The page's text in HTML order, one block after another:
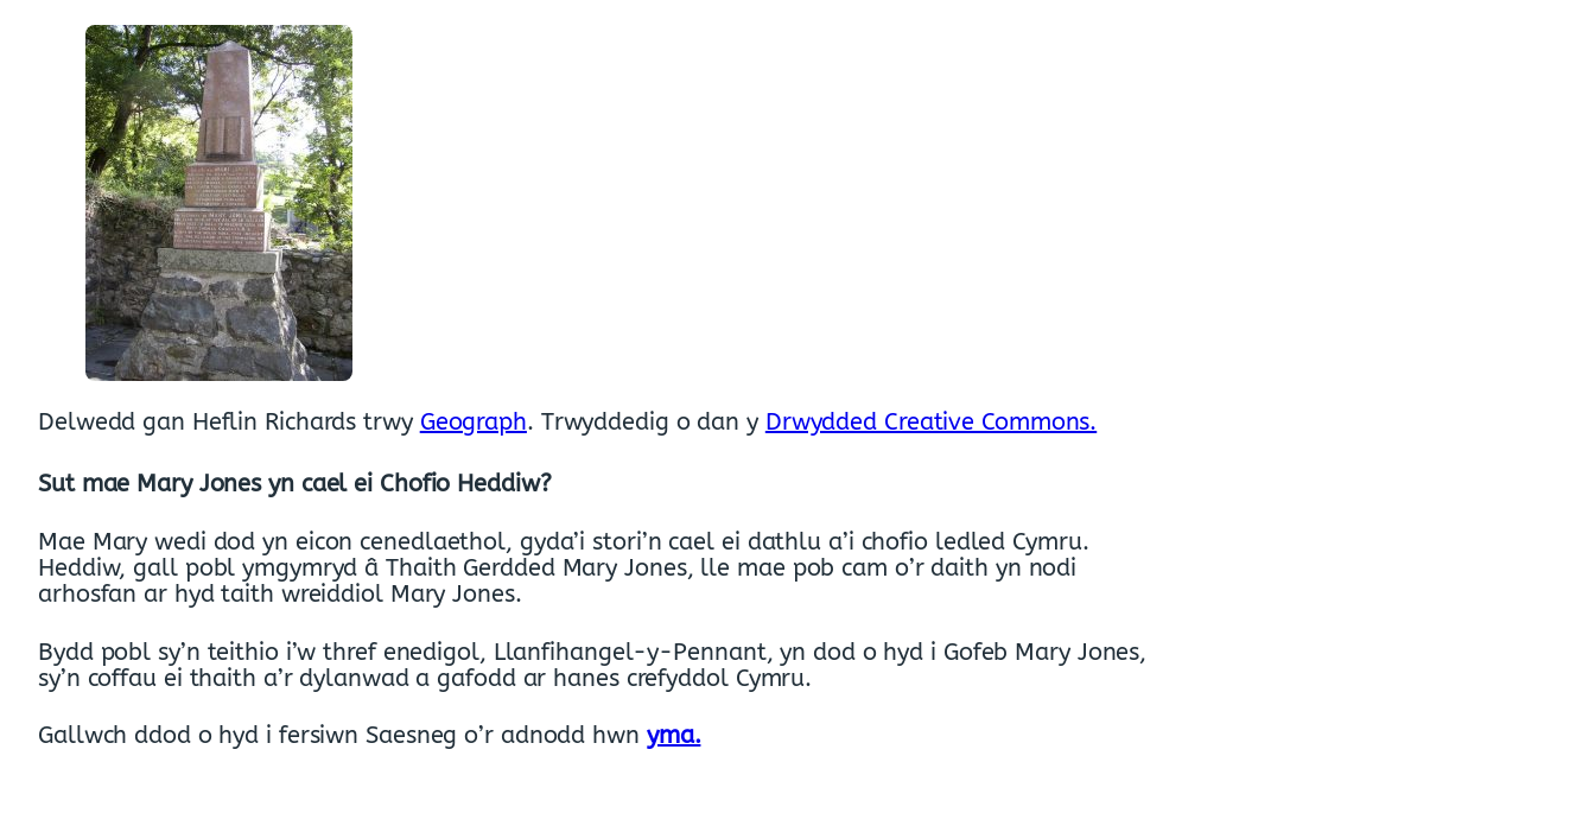
Delwedd gan Heflin Richards trwy Geograph. Trwyddedig o dan y Drwydded Creative Commons.
Sut mae Mary Jones yn cael ei Chofio Heddiw?
Mae Mary wedi dod yn eicon cenedlaethol, gyda’i stori’n cael ei dathlu a’i chofio ledled Cymru.
Heddiw, gall pobl ymgymryd â Thaith Gerdded Mary Jones, lle mae pob cam o’r daith yn nodi
arhosfan ar hyd taith wreiddiol Mary Jones.
Bydd pobl sy’n teithio i’w thref enedigol, Llanfihangel-y-Pennant, yn dod o hyd i Gofeb Mary Jones,
sy’n coffau ei thaith a’r dylanwad a gafodd ar hanes crefyddol Cymru.
Gallwch ddod o hyd i fersiwn Saesneg o’r adnodd hwn yma.